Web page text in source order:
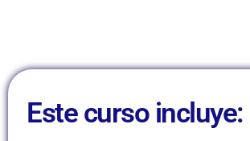
Este curso incluye: